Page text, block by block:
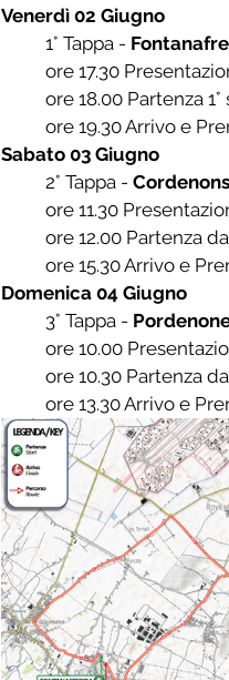
Venerdì 02 Giugno
	1° Tappa -
ore 17.30
ore 18.00 Partenza
ore 19.30 Arrivo e
Sabato 03 Giugno
	2° Tappa -
ore 11.30
ore 12.00 Partenza
ore 15.30 Arrivo e
Domenica 04 Giugno
	3° Tappa -
ore 10.00
ore 10.30 Partenza
ore 13.30 Arrivo e